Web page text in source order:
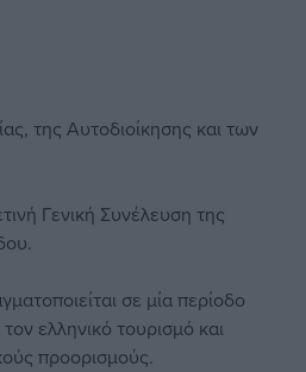
της Αυτοδιοίκησης και των
Γενική Συνέλευση της
σε μία περίοδο
τον ελληνικό τουρισμό και
προορισμούς.